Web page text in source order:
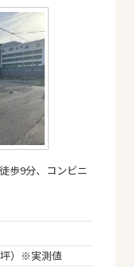
歩9分、コンビニ
坪）※実測値